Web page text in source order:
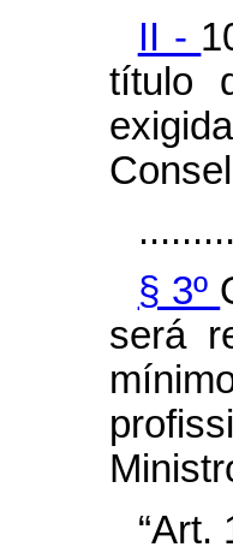
II -
título
§ 3º
será
“Art.